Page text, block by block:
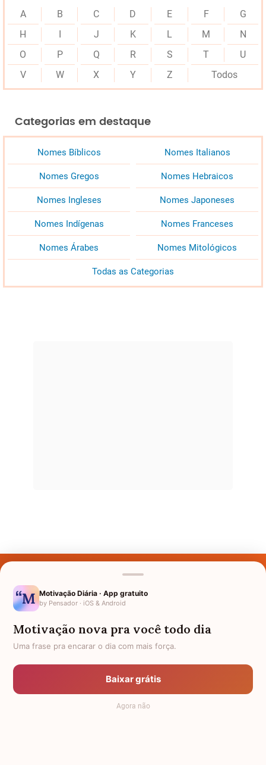
A B C D E F
G
H
J K L M
N
O
P Q R S T
U
V
W X Y Z Todos
Categorias em destaque
Nomes Bíblicos Nomes Italianos
Nomes Gregos Nomes Hebraicos
Nomes Ingleses Nomes Japoneses
Nomes Indígenas Nomes Franceses
Nomes Árabes Nomes Mitológicos
Todas as Categorias
Nomes pelo Mundo
Política de Privacidade
Anuncie
Termos de Uso
Motivação Diária · App gratuito
by Pensador · iOS & Android
Motivação nova pra você todo dia
Uma frase pra encarar o dia com mais força.
Baixar grátis
Agora não